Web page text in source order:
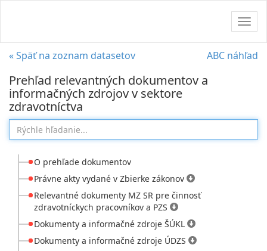
ABC náhľad
« Späť na zoznam datasetov
Prehľad relevantných dokumentov a
informačných zdrojov v sektore
zdravotníctva
O prehľade dokumentov
Právne akty vydané v Zbierke zákonov
Relevantné dokumenty MZ SR pre činnosť
zdravotníckych pracovníkov a PZS
Dokumenty a informačné zdroje ŠÚKL
Dokumenty a informačné zdroje ÚDZS